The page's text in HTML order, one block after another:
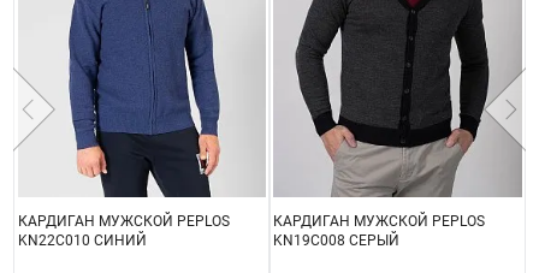
КАРДИГАН МУЖСКОЙ PEPLOS
KN22C010 СИНИЙ
КАРДИГАН МУЖСКОЙ PEPLOS
KN19C008 СЕРЫЙ